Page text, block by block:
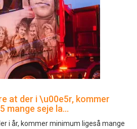
at der i \u00e5r, kommer
mange seje la…
i år, kommer minimum ligeså mange